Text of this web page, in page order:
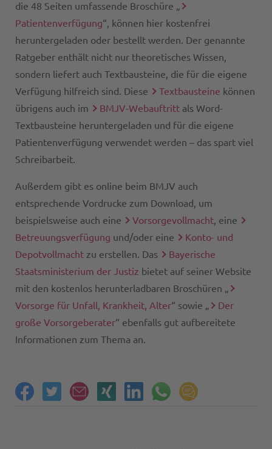
die 48 Seiten umfassende Broschüre „
Patientenverfügung“, können hier kostenfrei
heruntergeladen oder bestellt werden. Der genannte
Ratgeber enthält nicht nur theoretisches Wissen,
sondern liefert auch Textbausteine, die für die eigene
Verfügung hilfreich sind. Diese
Textbausteine können
übrigens auch im
BMJV-Webauftritt als Word-
Textbausteine heruntergeladen und für die eigene
Patientenverfügung verwendet werden – das spart viel
Schreibarbeit.
Außerdem gibt es online beim BMJV auch
entsprechende Vordrucke zum Download, um
beispielsweise auch eine
Vorsorgevollmacht, eine
Betreuungsverfügung und/oder eine
Konto- und
Depotvollmacht zu erstellen. Das
Bayerische
Staatsministerium der Justiz bietet auf seiner Website
mit den kostenlos herunterladbaren Broschüren „
Vorsorge für Unfall, Krankheit, Alter“ sowie „
Der
große Vorsorgeberater“ ebenfalls gut aufbereitete
Informationen zum Thema an.